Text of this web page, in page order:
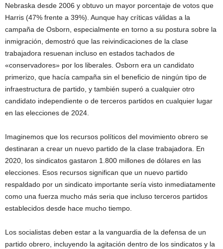
Nebraska desde 2006 y obtuvo un mayor porcentaje de votos que
Harris (47% frente a 39%). Aunque hay críticas válidas a la
campaña de Osborn, especialmente en torno a su postura sobre la
inmigración, demostró que las reivindicaciones de la clase
trabajadora resuenan incluso en estados tachados de
«conservadores» por los liberales. Osborn era un candidato
primerizo, que hacía campaña sin el beneficio de ningún tipo de
infraestructura de partido, y también superó a cualquier otro
candidato independiente o de terceros partidos en cualquier lugar
en las elecciones de 2024.
Imaginemos que los recursos políticos del movimiento obrero se
destinaran a crear un nuevo partido de la clase trabajadora. En
2020, los sindicatos gastaron 1.800 millones de dólares en las
elecciones. Esos recursos significan que un nuevo partido
respaldado por un sindicato importante sería visto inmediatamente
como una fuerza mucho más seria que incluso terceros partidos
establecidos desde hace mucho tiempo.
Los socialistas deben estar a la vanguardia de la defensa de un
partido obrero, incluyendo la agitación dentro de los sindicatos y la